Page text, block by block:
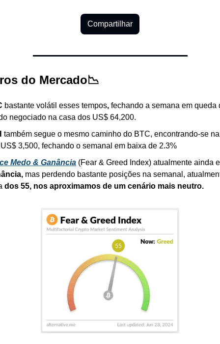
Compartilhar
do Mercado📉
bastante volátil esses tempos, fechando a semana em queda
negociado na casa dos US$ 64,200.
também segue o mesmo caminho do BTC, encontrando-se
3,500, fechando o semanal em baixa de 2.3%
Medo & Ganância
mas perdendo bastante posições na semanal,
dos 55, nos aproximamos de um cenário mais neutro.